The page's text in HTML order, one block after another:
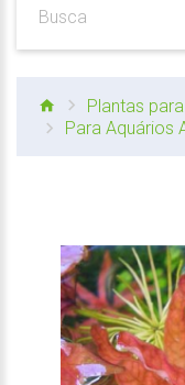
Plantas
Para Aquários